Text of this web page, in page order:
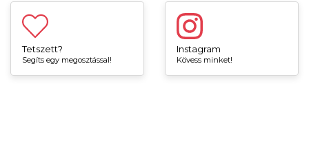
Tetszett?
Segíts egy megosztással!
Instagram
Kövess minket!